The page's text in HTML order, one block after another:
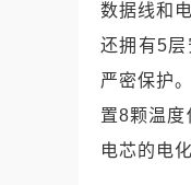
数据线和
还拥有5
严密保护
置8颗温度
电芯的电